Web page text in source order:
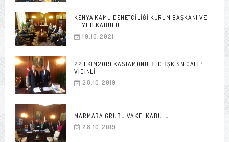
KENYA KAMU DENETÇILIĞI KURUM BAŞKANI VE
HEYETI KABULÜ
19.10.2021
22 EKIM2019 KASTAMONU BLD BŞK SN GALIP
VIDINLI
28.10.2019
MARMARA GRUBU VAKFI KABULU
28.10.2019